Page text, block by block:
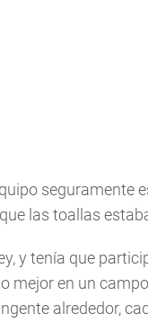
seguramente
las toallas
y tenía que
mejor en un
alrededor,